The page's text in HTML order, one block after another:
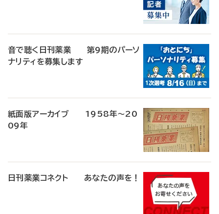
音で聴く日刊薬業 第9期のパーソ
ナリティを募集します
紙面版アーカイブ 1958年～20
09年
日刊薬業コネクト あなたの声を！